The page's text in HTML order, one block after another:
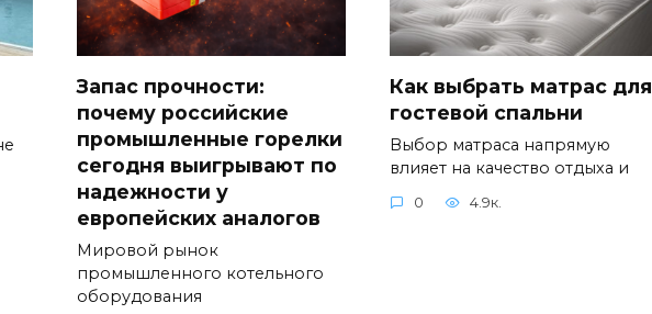
Запас прочности:
почему российские
промышленные горелки
сегодня выигрывают по
надежности у
европейских аналогов
Мировой рынок
промышленного котельного
оборудования
Как выбрать матрас для
гостевой спальни
Выбор матраса напрямую
влияет на качество отдыха и
0 4.9к.